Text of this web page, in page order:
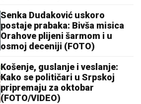
Senka Dudaković uskoro
postaje prabaka: Bivša misica
Orahove plijeni šarmom i u
osmoj deceniji (FOTO)
Košenje, guslanje i veslanje:
Kako se političari u Srpskoj
pripremaju za oktobar
(FOTO/VIDEO)